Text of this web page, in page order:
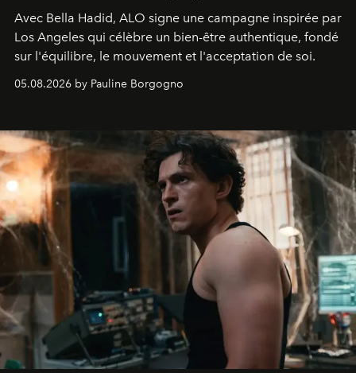
Avec Bella Hadid, ALO signe une campagne inspirée par
Los Angeles qui célèbre un bien-être authentique, fondé
sur l'équilibre, le mouvement et l'acceptation de soi.
05.08.2026 by Pauline Borgogno